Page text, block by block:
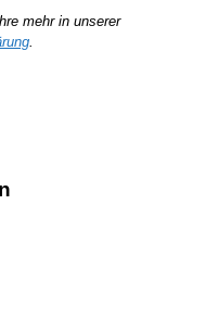
mehr in unserer
.